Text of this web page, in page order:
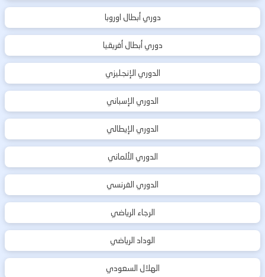
دوري أبطال اوروبا
دوري أبطال أفريقيا
الدوري الإنجليزي
الدوري الإسباني
الدوري الإيطالي
الدوري الألماني
الدوري الفرنسي
الرجاء الرياضي
الوداد الرياضي
الهلال السعودي